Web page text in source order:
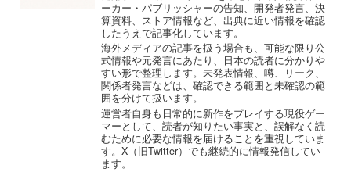
ーカー・パブリッシャーの告知、開発者発言、決
算資料、ストア情報など、出典に近い情報を確認
したうえで記事化しています。
海外メディアの記事を扱う場合も、可能な限り公
式情報や元発言にあたり、日本の読者に分かりや
すい形で整理します。未発表情報、噂、リーク、
関係者発言などは、確認できる範囲と未確認の範
囲を分けて扱います。
運営者自身も日常的に新作をプレイする現役ゲー
マーとして、読者が知りたい事実と、誤解なく読
むために必要な情報を届けることを重視していま
す。X（旧Twitter）でも継続的に情報発信してい
ます。